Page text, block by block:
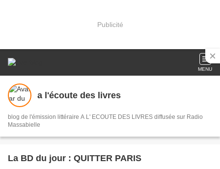
Publicité
MENU
a l'écoute des livres
blog de l'émission littéraire A L' ECOUTE DES LIVRES diffusée sur Radio
Massabielle
La BD du jour : QUITTER PARIS